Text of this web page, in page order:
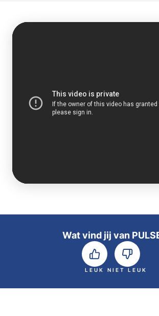
Wat vind jij van
LEUK NIET LEUK